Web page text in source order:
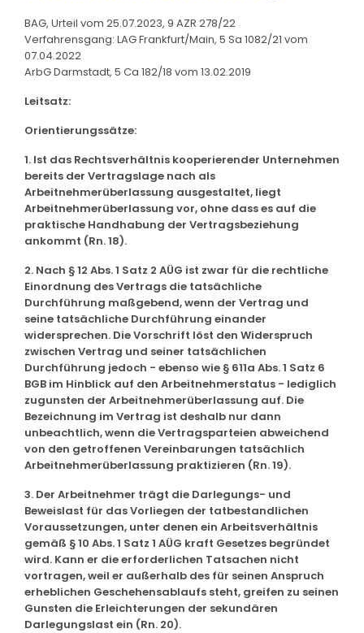
BAG, Urteil vom 25.07.2023, 9 AZR 278/22
Verfahrensgang: LAG Frankfurt/Main, 5 Sa 1082/21 vom
07.04.2022
ArbG Darmstadt, 5 Ca 182/18 vom 13.02.2019
Leitsatz:
Orientierungssätze:
1. Ist das Rechtsverhältnis kooperierender Unternehmen
bereits der Vertragslage nach als
Arbeitnehmerüberlassung ausgestaltet, liegt
Arbeitnehmerüberlassung vor, ohne dass es auf die
praktische Handhabung der Vertragsbeziehung
ankommt (Rn. 18).
2. Nach § 12 Abs. 1 Satz 2 AÜG ist zwar für die rechtliche
Einordnung des Vertrags die tatsächliche
Durchführung maßgebend, wenn der Vertrag und
seine tatsächliche Durchführung einander
widersprechen. Die Vorschrift löst den Widerspruch
zwischen Vertrag und seiner tatsächlichen
Durchführung jedoch - ebenso wie § 611a Abs. 1 Satz 6
BGB im Hinblick auf den Arbeitnehmerstatus - lediglich
zugunsten der Arbeitnehmerüberlassung auf. Die
Bezeichnung im Vertrag ist deshalb nur dann
unbeachtlich, wenn die Vertragsparteien abweichend
von den getroffenen Vereinbarungen tatsächlich
Arbeitnehmerüberlassung praktizieren (Rn. 19).
3. Der Arbeitnehmer trägt die Darlegungs- und
Beweislast für das Vorliegen der tatbestandlichen
Voraussetzungen, unter denen ein Arbeitsverhältnis
gemäß § 10 Abs. 1 Satz 1 AÜG kraft Gesetzes begründet
wird. Kann er die erforderlichen Tatsachen nicht
vortragen, weil er außerhalb des für seinen Anspruch
erheblichen Geschehensablaufs steht, greifen zu seinen
Gunsten die Erleichterungen der sekundären
Darlegungslast ein (Rn. 20).